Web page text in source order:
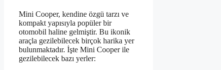
Mini Cooper, kendine özgü tarzı ve
kompakt yapısıyla popüler bir
otomobil haline gelmiştir. Bu ikonik
araçla gezilebilecek birçok harika yer
bulunmaktadır. İşte Mini Cooper ile
gezilebilecek bazı yerler: